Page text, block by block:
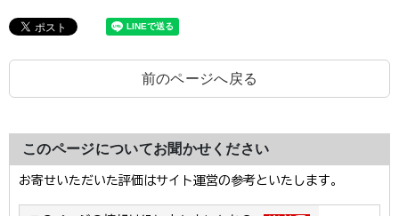
前のページへ戻る
このページについてお聞かせください